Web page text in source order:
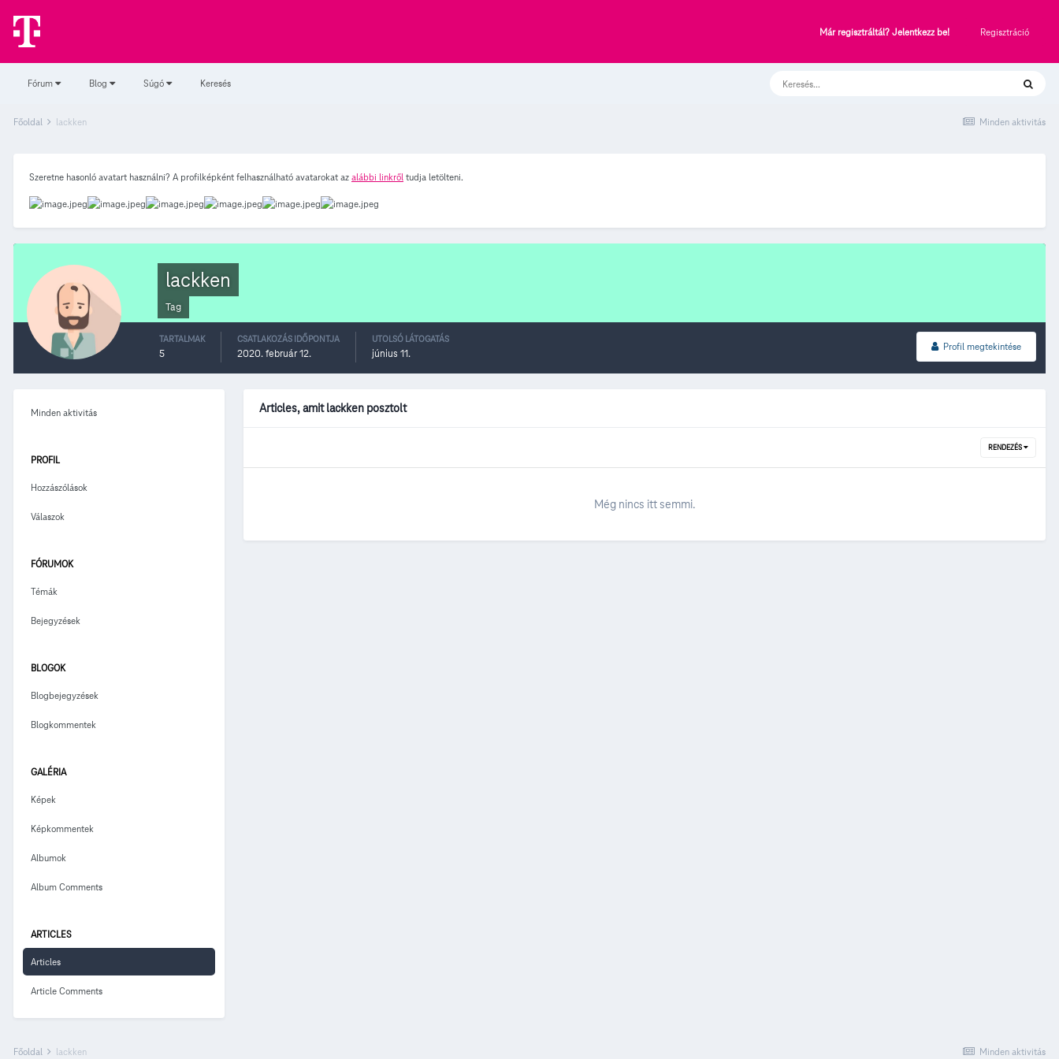
Már regisztráltál? Jelentkezz be! Regisztráció
Fórum Blog Súgó Keresés
Minden aktivitás
Főoldal lackken
Szeretne hasonló avatart használni? A profilképként felhasználható avatarokat az alábbi linkről tudja letölteni.
lackken
Tag
Profil megtekintése
TARTALMAK
5
CSATLAKOZÁS IDŐPONTJA
2020. február 12.
UTOLSÓ LÁTOGATÁS
június 11.
Minden aktivitás
PROFIL
Hozzászólások
Válaszok
FÓRUMOK
Témák
Bejegyzések
BLOGOK
Blogbejegyzések
Blogkommentek
GALÉRIA
Képek
Képkommentek
Albumok
Album Comments
ARTICLES
Articles
Article Comments
Articles, amit lackken posztolt
RENDEZÉS
Még nincs itt semmi.
Minden aktivitás
Főoldal lackken